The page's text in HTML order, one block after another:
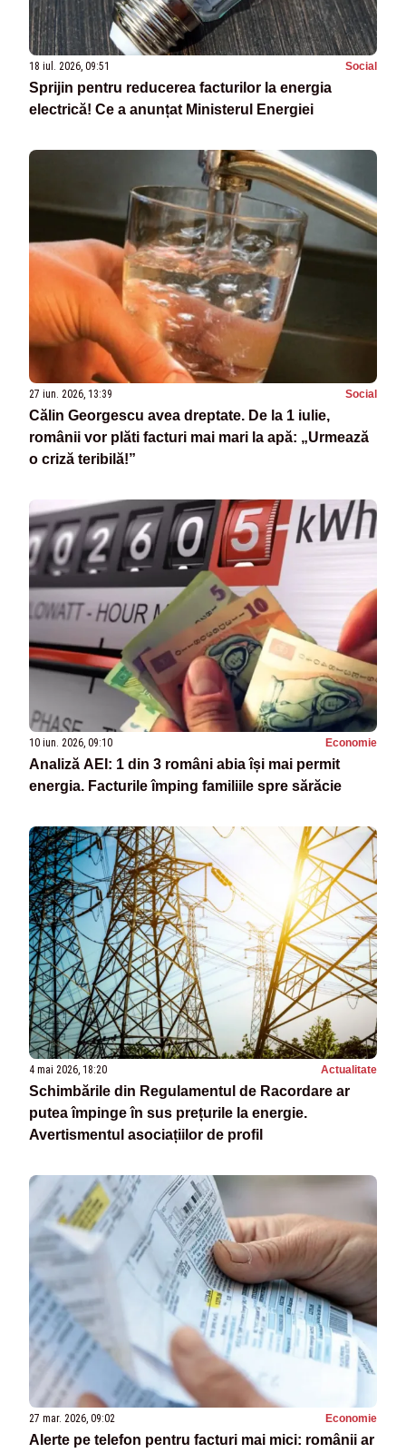
18 iul. 2026, 09:51 Social
Sprijin pentru reducerea facturilor la energia
electrică! Ce a anunțat Ministerul Energiei
27 iun. 2026, 13:39 Social
Călin Georgescu avea dreptate. De la 1 iulie,
românii vor plăti facturi mai mari la apă: „Urmează
o criză teribilă!”
10 iun. 2026, 09:10 Economie
Analiză AEI: 1 din 3 români abia își mai permit
energia. Facturile împing familiile spre sărăcie
4 mai 2026, 18:20 Actualitate
Schimbările din Regulamentul de Racordare ar
putea împinge în sus prețurile la energie.
Avertismentul asociațiilor de profil
27 mar. 2026, 09:02 Economie
Alerte pe telefon pentru facturi mai mici: românii ar